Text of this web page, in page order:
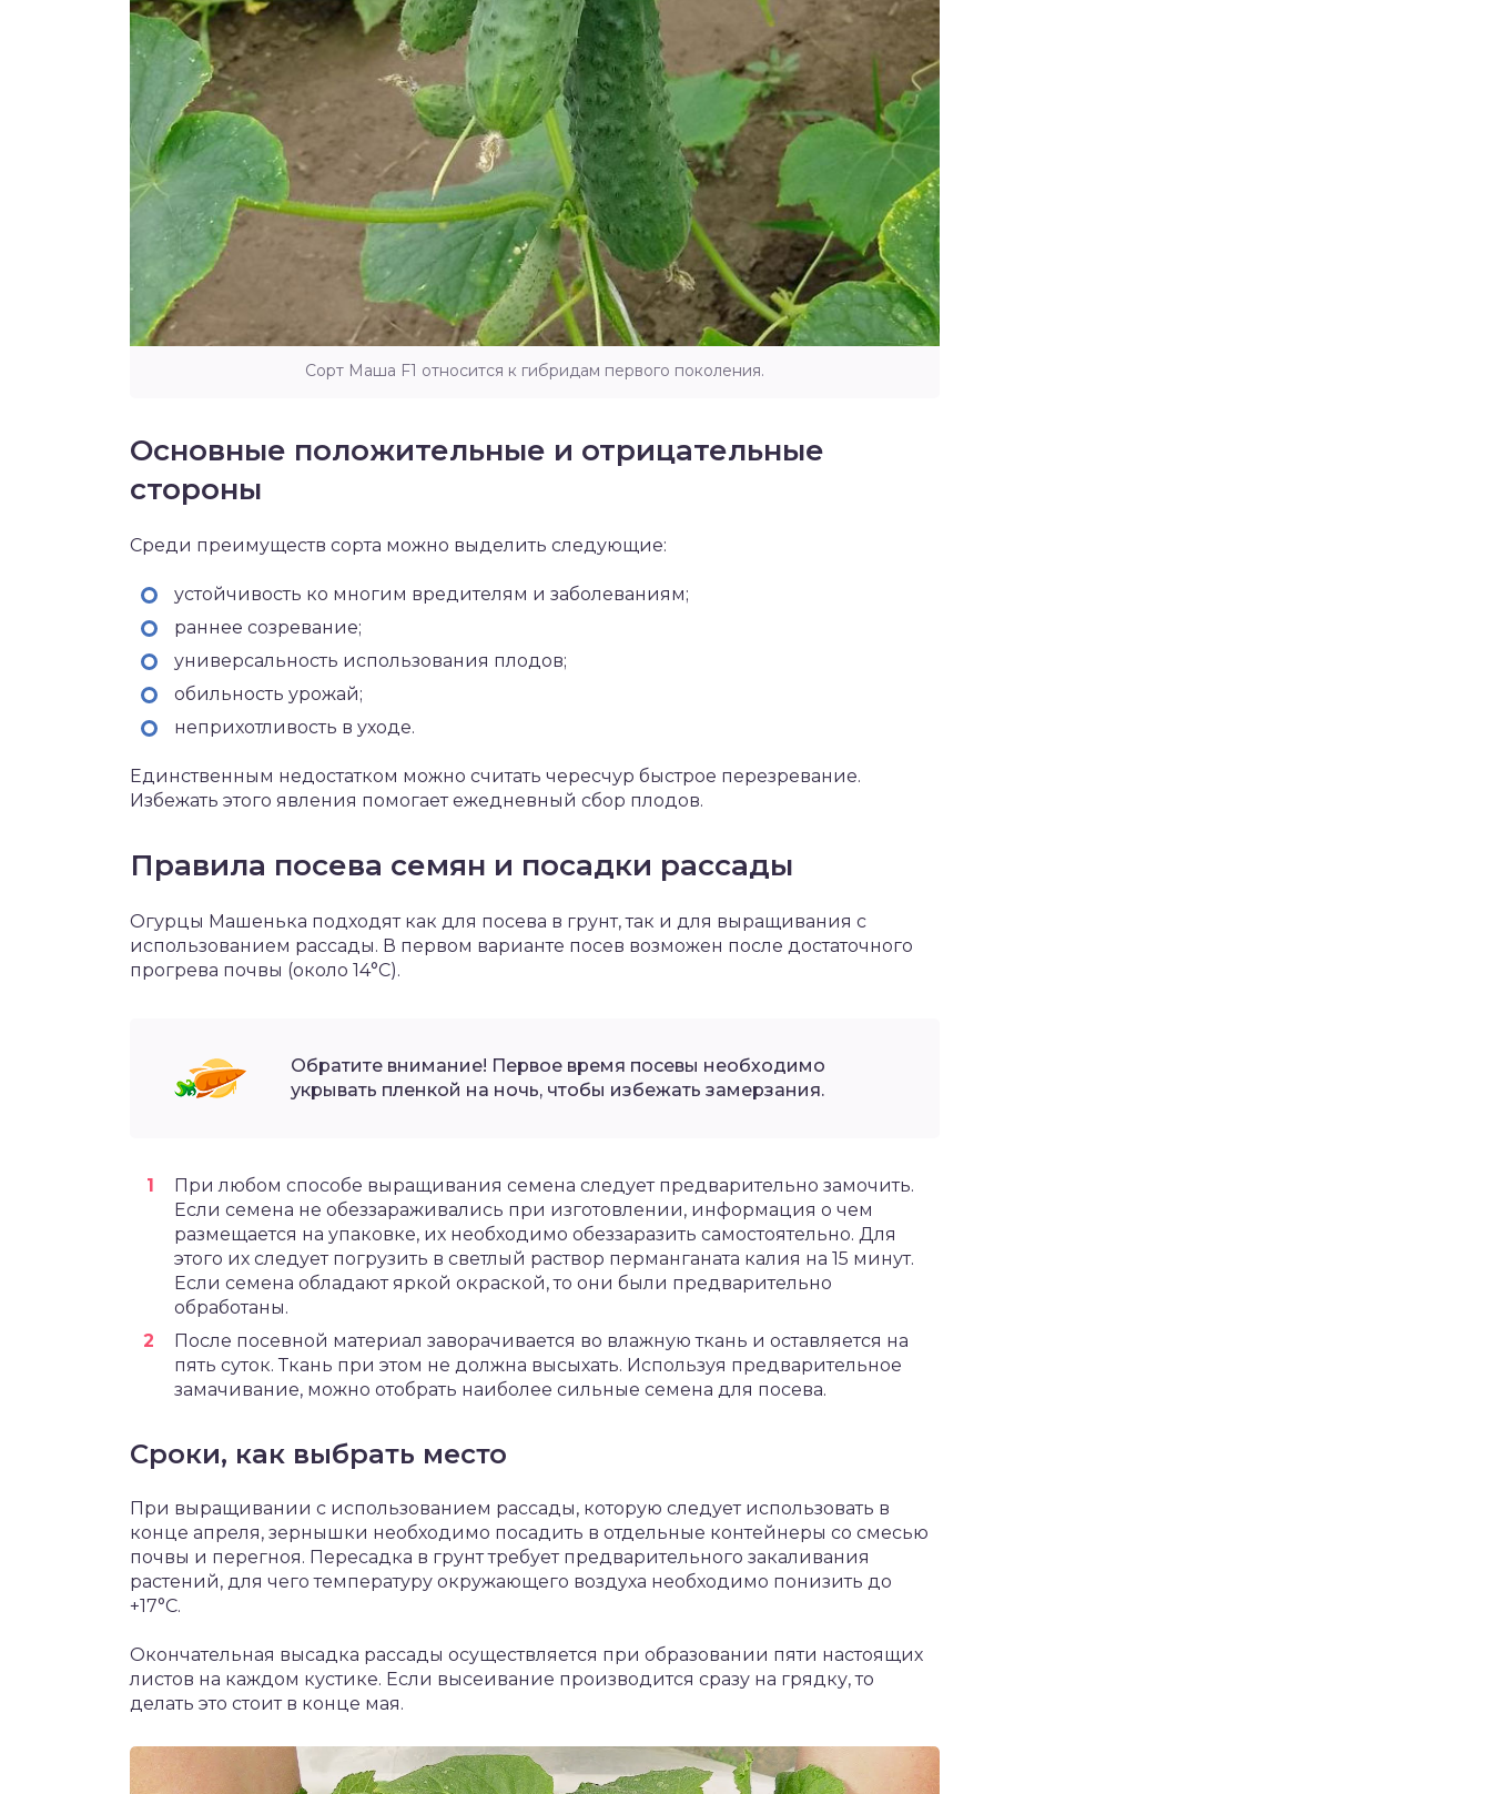
Сорт Маша F1 относится к гибридам первого поколения.
Основные положительные и отрицательные
стороны
Среди преимуществ сорта можно выделить следующие:
устойчивость ко многим вредителям и заболеваниям;
раннее созревание;
универсальность использования плодов;
обильность урожай;
неприхотливость в уходе.
Единственным недостатком можно считать чересчур быстрое перезревание.
Избежать этого явления помогает ежедневный сбор плодов.
Правила посева семян и посадки рассады
Огурцы Машенька подходят как для посева в грунт, так и для выращивания с
использованием рассады. В первом варианте посев возможен после достаточного
прогрева почвы (около 14°С).
Обратите внимание! Первое время посевы необходимо
укрывать пленкой на ночь, чтобы избежать замерзания.
При любом способе выращивания семена следует предварительно замочить.
Если семена не обеззараживались при изготовлении, информация о чем
размещается на упаковке, их необходимо обеззаразить самостоятельно. Для
этого их следует погрузить в светлый раствор перманганата калия на 15 минут.
Если семена обладают яркой окраской, то они были предварительно
обработаны.
После посевной материал заворачивается во влажную ткань и оставляется на
пять суток. Ткань при этом не должна высыхать. Используя предварительное
замачивание, можно отобрать наиболее сильные семена для посева.
Сроки, как выбрать место
При выращивании с использованием рассады, которую следует использовать в
конце апреля, зернышки необходимо посадить в отдельные контейнеры со смесью
почвы и перегноя. Пересадка в грунт требует предварительного закаливания
растений, для чего температуру окружающего воздуха необходимо понизить до
+17°С.
Окончательная высадка рассады осуществляется при образовании пяти настоящих
листов на каждом кустике. Если высеивание производится сразу на грядку, то
делать это стоит в конце мая.